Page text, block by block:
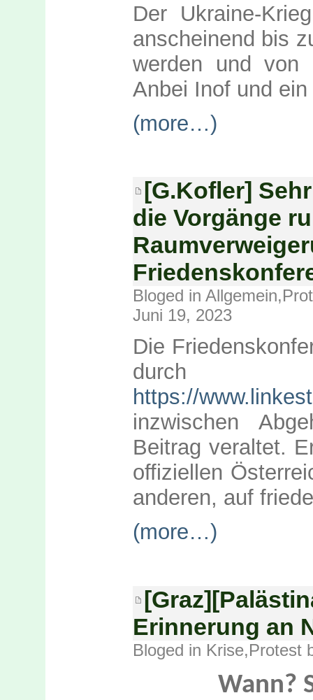
Der Ukraine-
anscheinend bis
werden und von
Anbei Inof und
(more…)
[G.Kofler]
die Vorgänge
Bloged in Allgemein,
Juni 19, 2023
Die
durch
https://
inzwischen
Beitrag veraltet.
offiziellen
anderen, auf
(more…)
Erinnerung an
Bloged in Krise,Protest
Wann?